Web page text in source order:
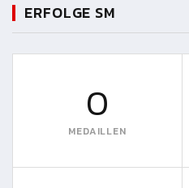
ERFOLGE SM
0
MEDAILLEN